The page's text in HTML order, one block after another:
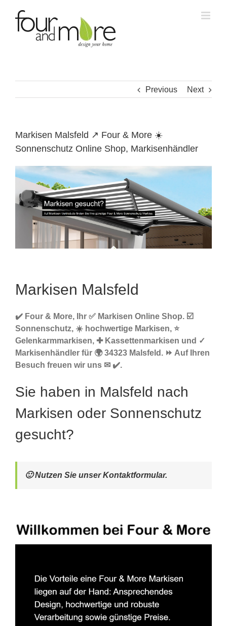
content
Previous Next
Markisen Malsfeld ↗️ Four & More ☀️
Sonnenschutz Online Shop, Markisenhändler
Markisen Malsfeld
✔️ Four & More, Ihr ✅ Markisen Online Shop. ☑️
Sonnenschutz, ☀️ hochwertige Markisen, ⭐
Gelenkarmmarkisen, ✚ Kassettenmarkisen und ✓
Markisenhändler für 🌍 34323 Malsfeld. ⏩ Auf Ihren
Besuch freuen wir uns ✉ ✔️.
Sie haben in Malsfeld nach
Markisen oder Sonnenschutz
gesucht?
🙂 Nutzen Sie unser Kontaktformular.